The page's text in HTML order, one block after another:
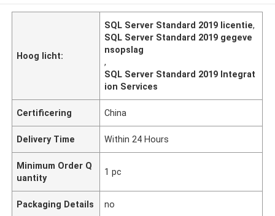
Hoog licht:
SQL Server Standard 2019 licentie,
SQL Server Standard 2019 gegeve
nsopslag
,
SQL Server Standard 2019 Integrat
ion Services
Certificering China
Delivery Time Within 24 Hours
Minimum Order Q
uantity
1 pc
Packaging Details no